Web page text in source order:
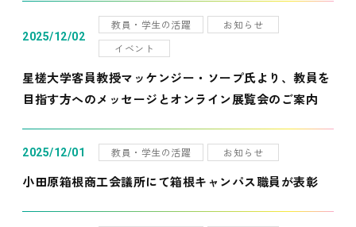
2025/12/02
教員・学生の活躍
お知らせ
イベント
星槎大学客員教授マッケンジー・ソープ氏より、教員を
目指す方へのメッセージとオンライン展覧会のご案内
2025/12/01 教員・学生の活躍 お知らせ
小田原箱根商工会議所にて箱根キャンパス職員が表彰